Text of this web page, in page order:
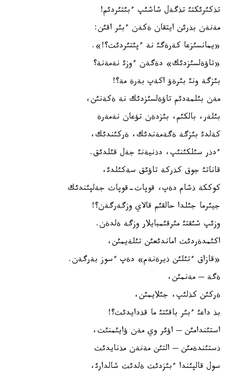
تذكئرئكتئ تذگةل شاشئپ ءبئتئردئم!
مةنةن بذرئن ايتقان ةكةن ءبئر اقئن:
«يمانسئزعا كةرةگئ نة ءپئتئردئث؟!».
«تاؤةلسئزدئك» دةگةن ءوزئ نةمةنة؟
بئزگة ونئ بئرةؤ اكةپ بةرة مة؟!
مةن بئلمةدئم تاؤةلسئزدئك نة ةكةنئن،
بئلةر، بالكئم، بئزدةن تؤعان نةمةرة
كةلدئ بئزگة ةگةمةندئك، ةركئندئك،
ءدذر سئلكئنئپ، دذنيةنئ جةل قئلدئق.
قاناتئ جوق كذركة تاؤئق سةكئلدئ،
كوككة ذشام دةپ، قوپاث-قوپاث جةلپئندئك
جيئرما جئلدا حالقئم قالاي وزگةرگةن؟!
وزئپ شئقتئ مئرقئمبايلار وزگة ةلدةن.
اكئمدةردئث اماندئعئن تئلةيمئن،
«قازاق ءتئلئن ذيرةنةم» دةپ ءسوز بةرگةن.
ةگة ─ مةنمئن،
ةركئن كذلئپ، جئلايمئن،
بذ داعئ ءبئر باقئتئ ما قذدايدئث؟!
استئندامئن ─ اؤئر وي مةن ؤايئمنئث،
ذستئندةمئن ─ التئن مةنةن مذنايدئث
سول قالپئندا ءبئزدئث ةلدئث شالدارئ،